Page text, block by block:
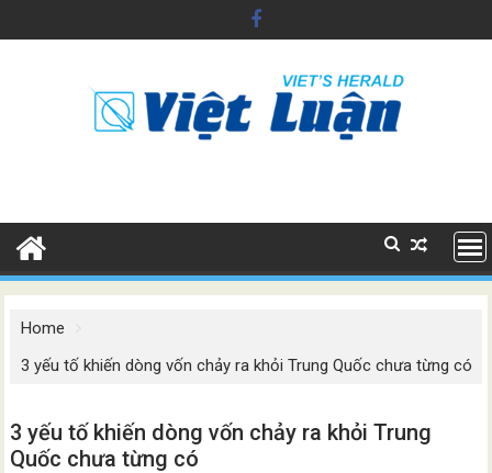
to
Home
3 yếu tố khiến dòng vốn chảy ra khỏi Trung Quốc chưa từng có
3 yếu tố khiến dòng vốn chảy ra khỏi Trung
Quốc chưa từng có